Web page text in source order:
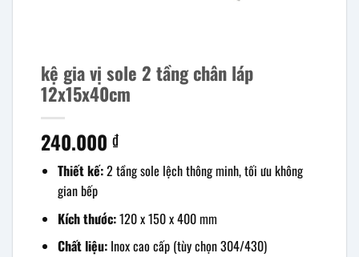
kệ gia vị sole 2 tầng chân láp
12x15x40cm
240.000 ₫
Thiết kế:2 tầng sole lệch thông minh, tối ưu không
gian bếp
Kích thước:120 x 150 x 400 mm
Chất liệu:Inox cao cấp (tùy chọn 304/430)